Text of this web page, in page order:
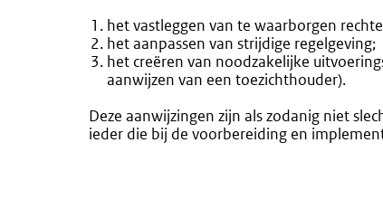
het vastleggen van te waarborgen
het aanpassen van strijdige regelgeving;
het creëren van noodzakelijke
aanwijzen van een toezichthouder).
Deze aanwijzingen zijn als zodanig niet
ieder die bij de voorbereiding en